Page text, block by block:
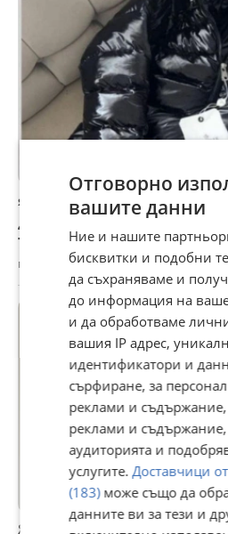
яке moncler
40 €
78,23 лв
гр. София, Център, 07 април
Яке Moncler
Отговорно
вашите данни
Ние и нашите
бисквитки и подобни
да съхраняваме и
до информация на
и да обработваме
вашия IP адрес,
идентификатори и
сърфиране, за
реклами и
реклами и
аудиторията и
услугите.Доставчици
(183)може също да
данните ви за тези и